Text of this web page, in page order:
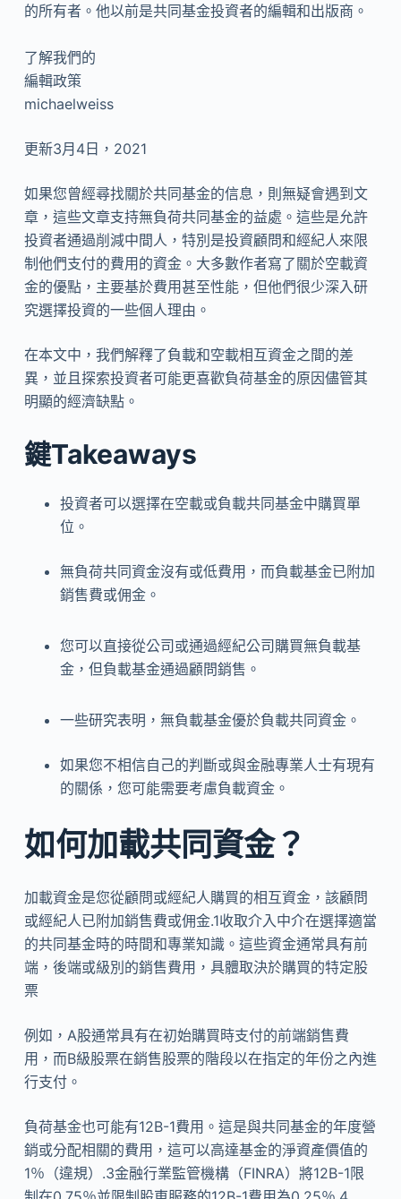
的所有者。他以前是共同基金投資者的編輯和出版商。
了解我們的
編輯政策
michaelweiss
更新3月4日，2021
如果您曾經尋找關於共同基金的信息，則無疑會遇到文
章，這些文章支持無負荷共同基金的益處。這些是允許
投資者通過削減中間人，特別是投資顧問和經紀人來限
制他們支付的費用的資金。大多數作者寫了關於空載資
金的優點，主要基於費用甚至性能，但他們很少深入研
究選擇投資的一些個人理由。
在本文中，我們解釋了負載和空載相互資金之間的差
異，並且探索投資者可能更喜歡負荷基金的原因儘管其
明顯的經濟缺點。
鍵Takeaways
投資者可以選擇在空載或負載共同基金中購買單
位。
無負荷共同資金沒有或低費用，而負載基金已附加
銷售費或佣金。
您可以直接從公司或通過經紀公司購買無負載基
金，但負載基金通過顧問銷售。
一些研究表明，無負載基金優於負載共同資金。
如果您不相信自己的判斷或與金融專業人士有現有
的關係，您可能需要考慮負載資金。
如何加載共同資金？
加載資金是您從顧問或經紀人購買的相互資金，該顧問
或經紀人已附加銷售費或佣金.1收取介入中介在選擇適當
的共同基金時的時間和專業知識。這些資金通常具有前
端，後端或級別的銷售費用，具體​​取決於購買的特定股
票
例如，A股通常具有在初始購買時支付的前端銷售費
用，而B級股票在銷售股票的階段以在指定的年份之內進
行支付。
負荷基金也可能有12B-1費用。這是與共同基金的年度營
銷或分配相關的費用，這可以高達基金的淨資產價值的
1％（違規）.3金融行業監管機構（FINRA）將12B-1限